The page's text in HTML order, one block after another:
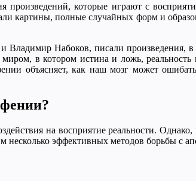
произведений, которые играют с
полные случайных форм и
Набоков, писали произведения,
в котором истина и ложь,
объясняет, как наш мозг может
на восприятие реальности. Однако,
несколько эффективных методов борьбы с